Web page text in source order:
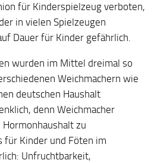
für Kinderspielzeug verboten,
in vielen Spielzeugen
Dauer für Kinder gefährlich.
wurden im Mittel dreimal so
Weichmachern wie
deutschen Haushalt
denn Weichmacher
zu
für Kinder und Föten im
Unfruchtbarkeit,